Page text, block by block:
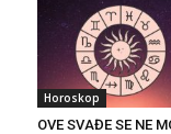
Horoskop
OVE SVAĐE SE NE